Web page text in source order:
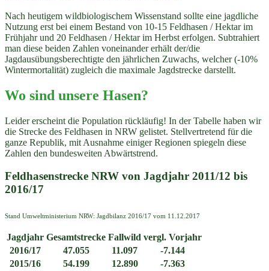
Nach heutigem wildbiologischem Wissenstand sollte eine jagdliche
Nutzung erst bei einem Bestand von 10-15 Feldhasen / Hektar im
Frühjahr und 20 Feldhasen / Hektar im Herbst erfolgen. Subtrahiert
man diese beiden Zahlen voneinander erhält der/die
Jagdausübungsberechtigte den jährlichen Zuwachs, welcher (-10%
Wintermortalität) zugleich die maximale Jagdstrecke darstellt.
Wo sind unsere Hasen?
Leider erscheint die Population rückläufig! In der Tabelle haben wir
die Strecke des Feldhasen in NRW gelistet. Stellvertretend für die
ganze Republik, mit Ausnahme einiger Regionen spiegeln diese
Zahlen den bundesweiten Abwärtstrend.
Feldhasenstrecke NRW von Jagdjahr 2011/12 bis
2016/17
Stand Umweltministerium NRW: Jagdbilanz 2016/17 vom 11.12.2017
Jagdjahr Gesamtstrecke Fallwild vergl. Vorjahr
2016/17
47.055 11.097
-7.144
2015/16
54.199 12.890
-7.363